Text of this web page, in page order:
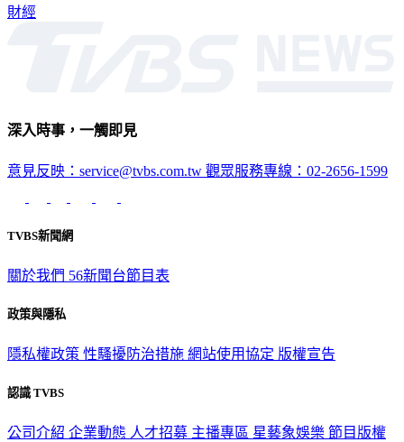
財經
深入時事，一觸即見
意見反映：service@tvbs.com.tw 觀眾服務專線：02-2656-1599
TVBS新聞網
關於我們 56新聞台節目表
政策與隱私
隱私權政策 性騷擾防治措施 網站使用協定 版權宣告
認識 TVBS
公司介紹 企業動態 人才招募 主播專區 星藝象娛樂 節目版權